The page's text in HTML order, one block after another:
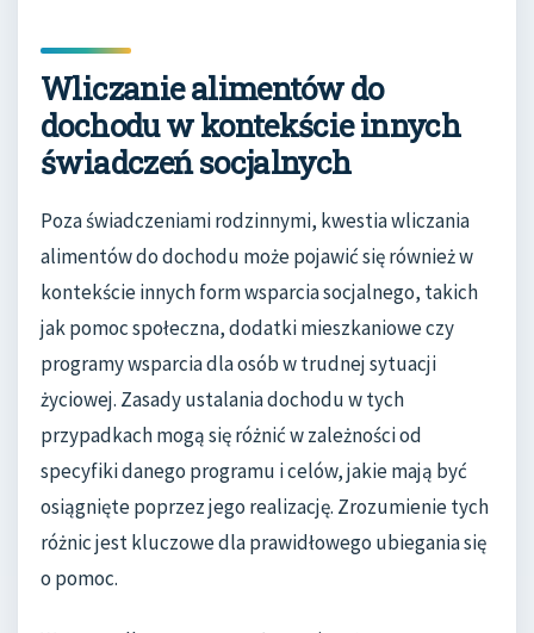
Wliczanie alimentów do
dochodu w kontekście innych
świadczeń socjalnych
Poza świadczeniami rodzinnymi, kwestia wliczania
alimentów do dochodu może pojawić się również w
kontekście innych form wsparcia socjalnego, takich
jak pomoc społeczna, dodatki mieszkaniowe czy
programy wsparcia dla osób w trudnej sytuacji
życiowej. Zasady ustalania dochodu w tych
przypadkach mogą się różnić w zależności od
specyfiki danego programu i celów, jakie mają być
osiągnięte poprzez jego realizację. Zrozumienie tych
różnic jest kluczowe dla prawidłowego ubiegania się
o pomoc.